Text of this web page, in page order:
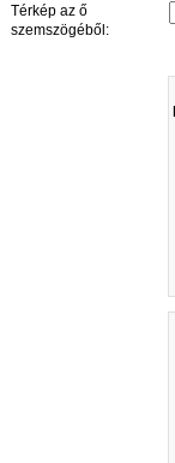
Térkép az ő
szemszögéből: